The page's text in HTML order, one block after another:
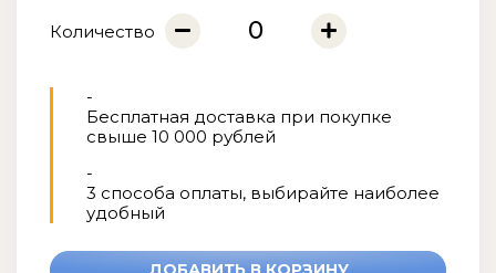
Количество
-
Бесплатная доставка при покупке
свыше 10 000 рублей
-
3 способа оплаты, выбирайте наиболее
удобный